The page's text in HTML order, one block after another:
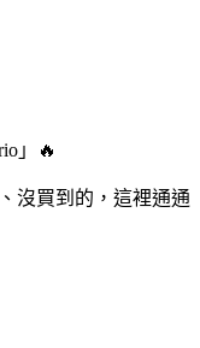
」🔥
沒買到的，這裡通通